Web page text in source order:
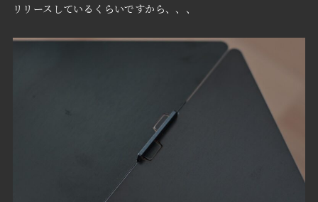
リリースしているくらいですから、、、